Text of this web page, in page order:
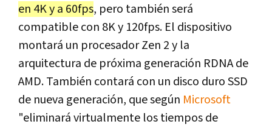
en 4K y a 60fps, pero también será
compatible con 8K y 120fps. El dispositivo
montará un procesador Zen 2 y la
arquitectura de próxima generación RDNA de
AMD. También contará con un disco duro SSD
de nueva generación, que según Microsoft
"eliminará virtualmente los tiempos de